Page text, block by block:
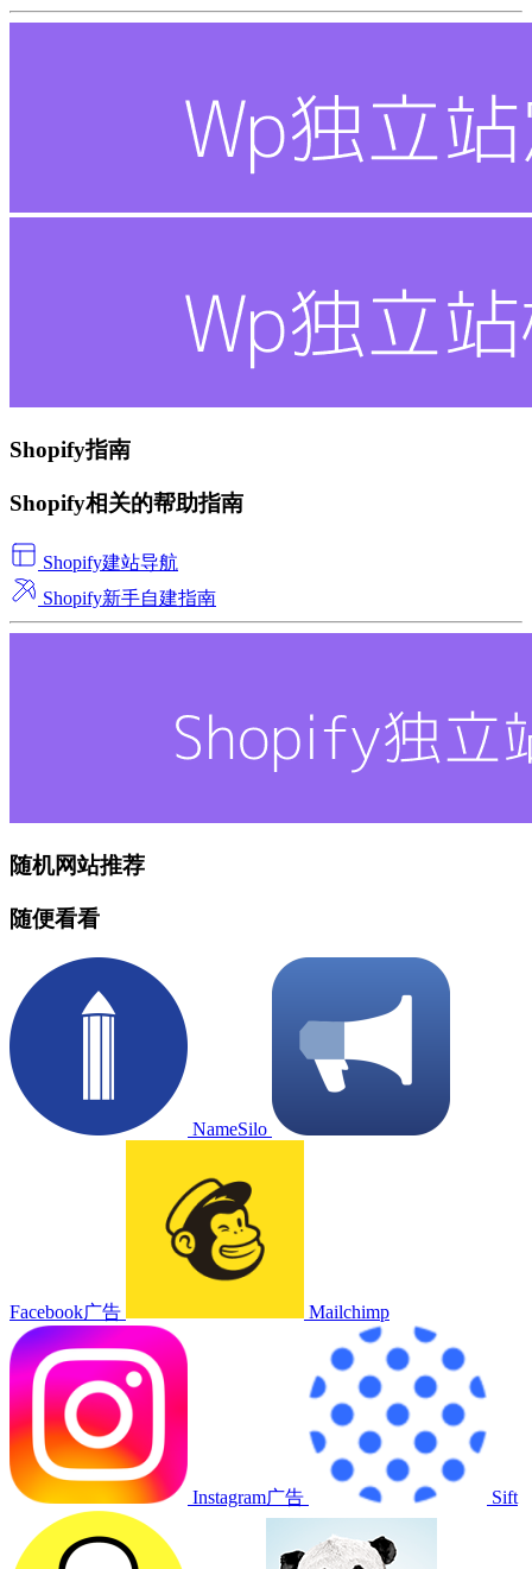
Shopify指南
Shopify相关的帮助指南
Shopify建站导航
Shopify新手自建指南
随机网站推荐
随便看看
NameSilo
Facebook广告 Mailchimp
Instagram广告 Sift